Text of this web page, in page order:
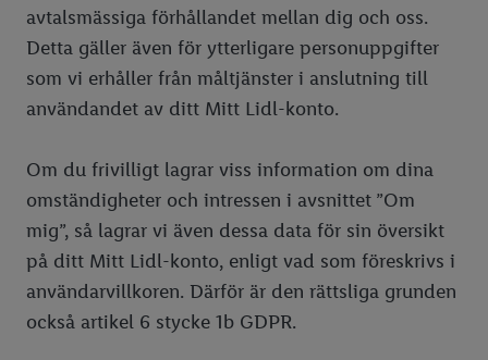
avtalsmässiga förhållandet mellan dig och oss.
Detta gäller även för ytterligare personuppgifter
som vi erhåller från måltjänster i anslutning till
användandet av ditt Mitt Lidl-konto.
Om du frivilligt lagrar viss information om dina
omständigheter och intressen i avsnittet ”Om
mig”, så lagrar vi även dessa data för sin översikt
på ditt Mitt Lidl-konto, enligt vad som föreskrivs i
användarvillkoren. Därför är den rättsliga grunden
också artikel 6 stycke 1b GDPR.